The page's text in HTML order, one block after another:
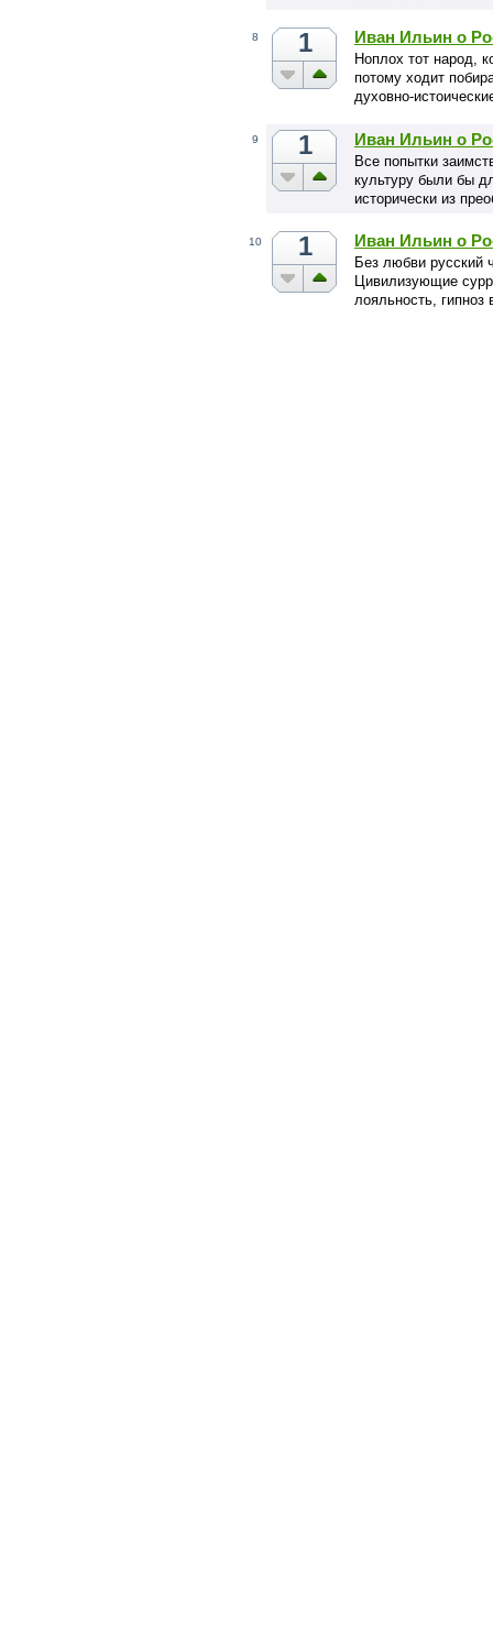
8 1 Иван Ильин о
Ноплох тот народ,
потому ходит
духовно-
9 1 Иван Ильин о
Все попытки
культуру были бы
исторически из
10 1 Иван Ильин о
Без любви русский
Цивилизующие
лояльность,